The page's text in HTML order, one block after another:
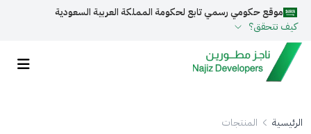
موقع حكومي رسمي تابع لحكومة المملكة العربية السعودية
كيف تتحقق؟
روابط المواقع الالكترونية الرسمية السعودية تنتهي بـ
gov.sa
المملكة العربية السعودية تنتهي بـ .gov.sa الرئيسية المنتجات